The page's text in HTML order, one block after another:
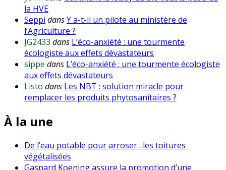
la HVE
Seppi dansY a-t-il un pilote au ministère de
l’Agriculture ?
JG2433 dans L’éco-anxiété : une tourmente
écologiste aux effets dévastateurs
sippe dans L’éco-anxiété : une tourmente écologiste
aux effets dévastateurs
Listo dans Les NBT : solution miracle pour
remplacer les produits phytosanitaires ?
À la une
De l’eau potable pour arroser…les toitures
végétalisées
Gaspard Koening assure la promotion d’une